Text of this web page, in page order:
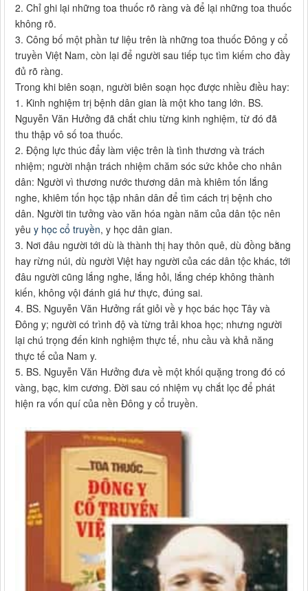
2. Chỉ ghi lại những toa thuốc rõ ràng và để lại những toa thuốc
không rõ.
3. Công bố một phần tư liệu trên là những toa thuốc Đông y cổ
truyền Việt Nam, còn lại để người sau tiếp tục tìm kiếm cho đầy
đủ rõ ràng.
Trong khi biên soạn, người biên soạn học được nhiều điều hay:
1. Kinh nghiệm trị bệnh dân gian là một kho tang lớn. BS.
Nguyễn Văn Hưởng đã chắt chiu từng kinh nghiệm, từ đó đã
thu thập vô số toa thuốc.
2. Động lực thúc đẩy làm việc trên là tình thương và trách
nhiệm; người nhận trách nhiệm chăm sóc sức khỏe cho nhân
dân: Người vì thương nước thương dân mà khiêm tốn lắng
nghe, khiêm tốn học tập nhân dân để tìm cách trị bệnh cho
dân. Người tin tưởng vào văn hóa ngàn năm của dân tộc nên
yêu y học cổ truyền, y học dân gian.
3. Nơi đâu người tới dù là thành thị hay thôn quê, dù đồng bằng
hay rừng núi, dù người Việt hay người của các dân tộc khác, tới
đâu người cũng lắng nghe, lắng hỏi, lắng chép không thành
kiến, không vội đánh giá hư thực, đúng sai.
4. BS. Nguyễn Văn Hưởng rất giỏi về y học bác học Tây và
Đông y; người có trình độ và từng trải khoa học; nhưng người
lại chú trọng đến kinh nghiệm thực tế, nhu cầu và khả năng
thực tế của Nam y.
5. BS. Nguyễn Văn Hưởng đưa về một khối quặng trong đó có
vàng, bạc, kim cương. Đời sau có nhiệm vụ chắt lọc để phát
hiện ra vốn quí của nền Đông y cổ truyền.